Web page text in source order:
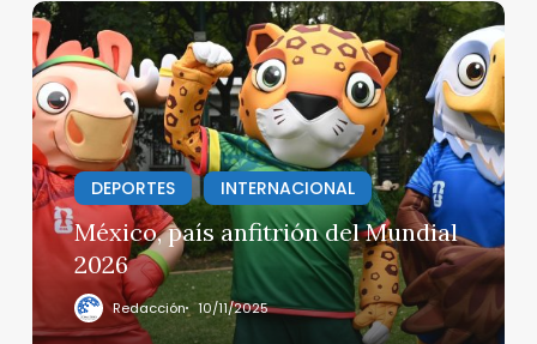
México,
país
anfitrión
del
Mundial
2026
DEPORTES
INTERNACIONAL
México, país anfitrión del Mundial
2026
Redacción 10/11/2025